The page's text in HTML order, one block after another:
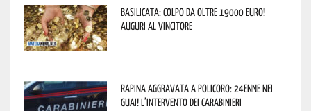
Basilicata: colpo da oltre 19000 Euro!
Auguri al vincitore
Rapina aggravata a Policoro: 24enne nei
guai! L’intervento dei Carabinieri